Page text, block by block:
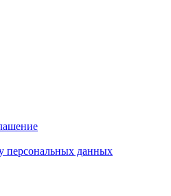
персональных данных